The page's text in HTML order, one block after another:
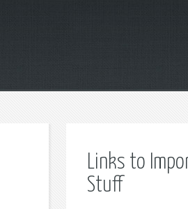
Links to
Stuff